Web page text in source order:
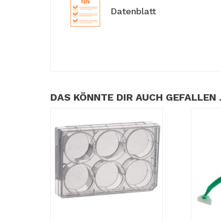
Datenblatt
DAS KÖNNTE DIR AUCH